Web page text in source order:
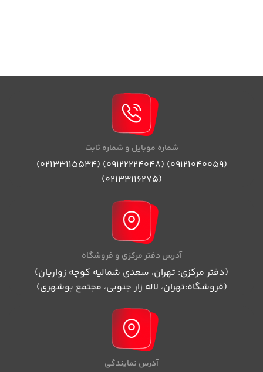
شماره موبایل و شماره ثابت
(09121040059) (09122224048) (02133115534)
(02133116275)
آدرس دفتر مرکزی و فروشگاه
(دفتر مرکزی: تهران، سعدی شمالیه کوچه زواریان)
(فروشگاه:تهران، لاله زار جنوبی، مجتمع بوشهری)
آدرس نمایندگی